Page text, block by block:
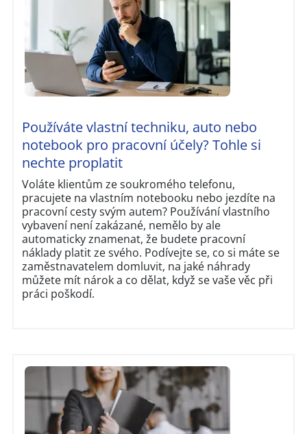
Používáte vlastní techniku, auto nebo
notebook pro pracovní účely? Tohle si
nechte proplatit
Voláte klientům ze soukromého telefonu,
pracujete na vlastním notebooku nebo jezdíte na
pracovní cesty svým autem? Používání vlastního
vybavení není zakázané, nemělo by ale
automaticky znamenat, že budete pracovní
náklady platit ze svého. Podívejte se, co si máte se
zaměstnavatelem domluvit, na jaké náhrady
můžete mít nárok a co dělat, když se vaše věc při
práci poškodí.